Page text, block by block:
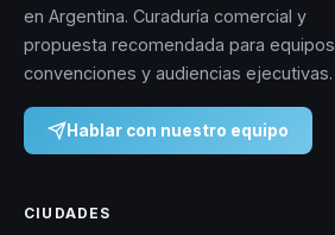
en Argentina. Curaduría comercial y
propuesta recomendada para equipos,
convenciones y audiencias ejecutivas.
Hablar con nuestro equipo
CIUDADES